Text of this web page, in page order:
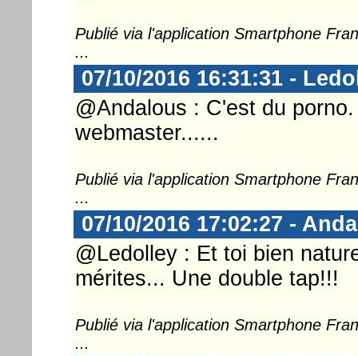
Publié via l'application Smartphone
...
07/10/2016 16:31:31 -
@Andalous : C'est du
webmaster......
Publié via l'application Smartphone
...
07/10/2016 17:02:27 -
@Ledolley : Et toi bien
mérites... Une double tap!!!
Publié via l'application Smartphone
...